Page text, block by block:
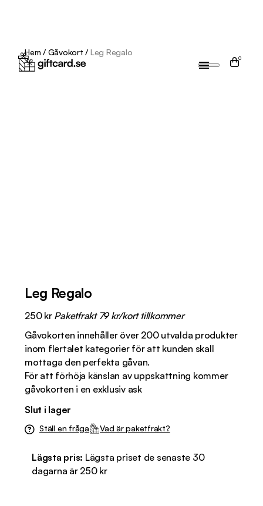
0
Hem / Gåvokort / Leg Regalo
Leg Regalo
250 kr Paketfrakt 79 kr/kort tillkommer
Gåvokorten innehåller över 200 utvalda produkter
inom flertalet kategorier för att kunden skall
mottaga den perfekta gåvan.
För att förhöja känslan av uppskattning kommer
gåvokorten i en exklusiv ask
Slut i lager
Ställ en fråga Vad är paketfrakt?
Lägsta pris: Lägsta priset de senaste 30
dagarna är 250 kr